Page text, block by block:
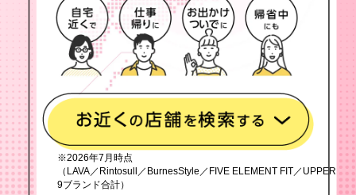
※2026年7月時点
（LAVA／Rintosull／BurnesStyle／FIVE ELEMENT FIT／UPPER
9ブランド合計）